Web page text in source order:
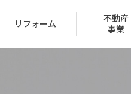
リフォーム
不動産
事業